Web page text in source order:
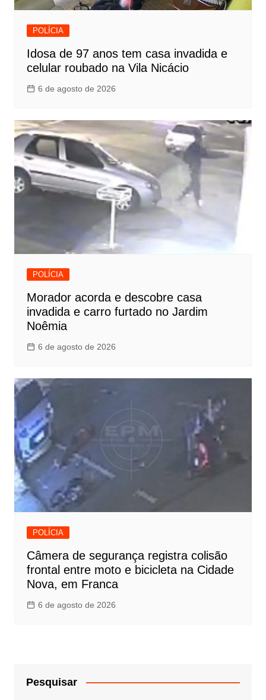
POLÍCIA
Idosa de 97 anos tem casa invadida e
celular roubado na Vila Nicácio
6 de agosto de 2026
POLÍCIA
Morador acorda e descobre casa
invadida e carro furtado no Jardim
Noêmia
6 de agosto de 2026
POLÍCIA
Câmera de segurança registra colisão
frontal entre moto e bicicleta na Cidade
Nova, em Franca
6 de agosto de 2026
Pesquisar